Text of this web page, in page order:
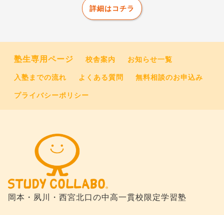
詳細はコチラ
塾生専用ページ 校舎案内 お知らせ一覧
入塾までの流れ よくある質問 無料相談のお申込み
プライバシーポリシー
岡本・夙川・西宮北口の中高一貫校限定学習塾